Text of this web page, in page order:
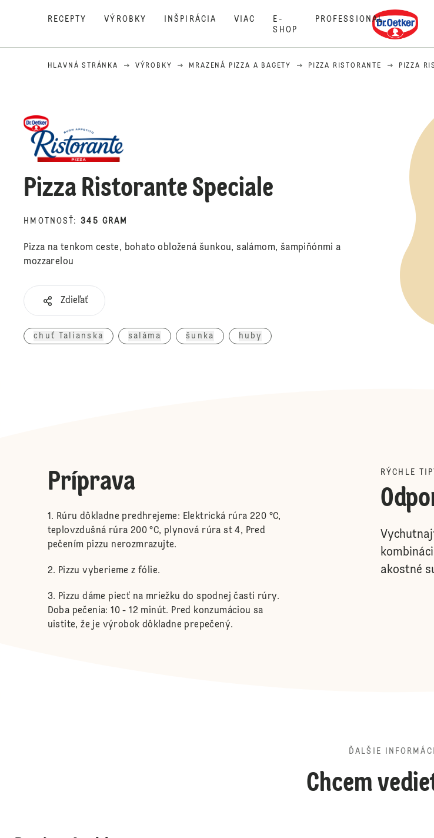
RECEPTY VÝROBKY INŠPIRÁCIA VIAC
E-
SHOP
PROFESSIONAL Dr. Oetker
HLAVNÁ STRÁNKA VÝROBKY MRAZENÁ PIZZA A BAGETY PIZZA RISTORANTE PIZZA
Pizza Ristorante Speciale
HMOTNOSŤ : 345 GRAM
Pizza na tenkom ceste, bohato obložená šunkou, salámom, šampiňónmi a
mozzarelou
Zdieľať
chuť Talianska saláma šunka huby
Príprava
Rúru dôkladne predhrejeme: Elektrická rúra 220 °C,
teplovzdušná rúra 200 °C, plynová rúra st 4, Pred
pečením pizzu nerozmrazujte.
Pizzu vyberieme z fólie.
Pizzu dáme piecť na mriežku do spodnej časti rúry.
Doba pečenia: 10 - 12 minút. Pred konzumáciou sa
uistite, že je výrobok dôkladne prepečený.
RÝCHLE
akostné
ĎALŠIE
Chcem